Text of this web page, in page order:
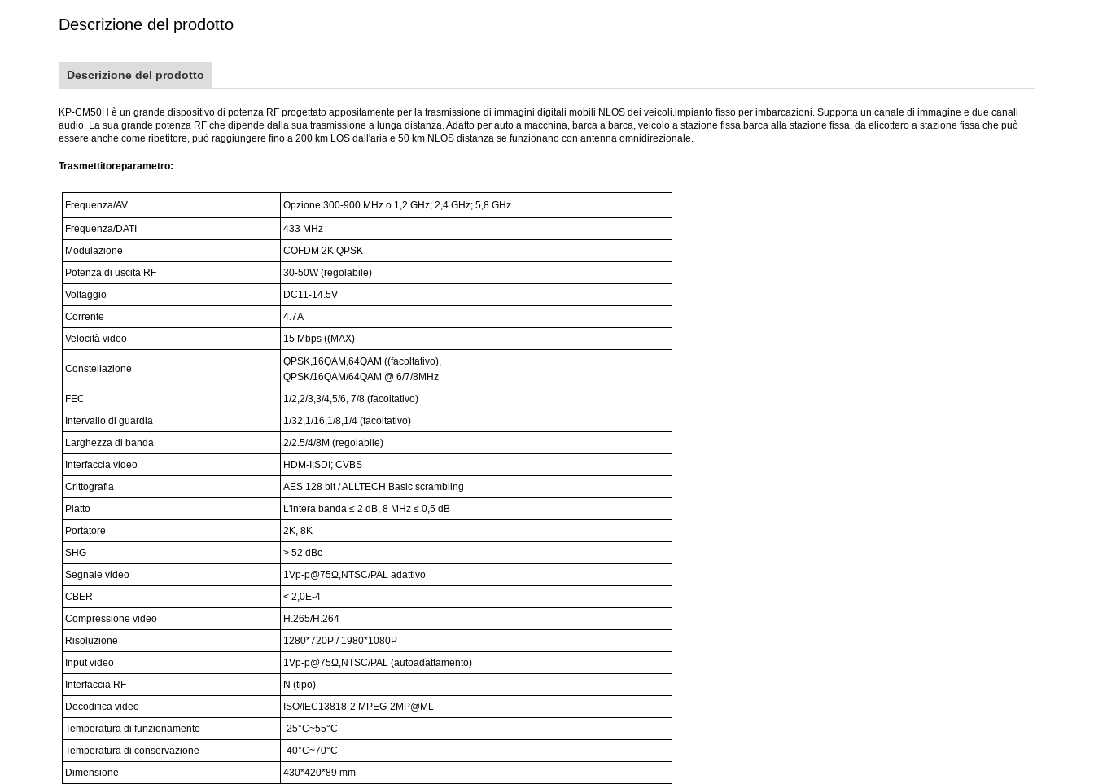
Descrizione del prodotto
Descrizione del prodotto
KP-CM50H è un grande dispositivo di potenza RF progettato appositamente per la trasmissione di immagini digitali mobili NLOS dei veicoli.impianto fisso per imbarcazioni. Supporta un canale di immagine e due canali
audio. La sua grande potenza RF che dipende dalla sua trasmissione a lunga distanza. Adatto per auto a macchina, barca a barca, veicolo a stazione fissa,barca alla stazione fissa, da elicottero a stazione fissa che può
essere anche come ripetitore, può raggiungere fino a 200 km LOS dall'aria e 50 km NLOS distanza se funzionano con antenna omnidirezionale.
Trasmettitoreparametro:
Frequenza/AV Opzione 300-900 MHz o 1,2 GHz; 2,4 GHz; 5,8 GHz
Frequenza/DATI
433 MHz
Modulazione
COFDM 2K QPSK
Potenza di uscita RF
30-50W (regolabile)
Voltaggio
DC11-14.5V
Corrente
4.7A
Velocità video
15 Mbps ((MAX)
Constellazione
QPSK,16QAM,64QAM ((facoltativo),
QPSK/16QAM/64QAM @ 6/7/8MHz
FEC
1/2,2/3,3/4,5/6, 7/8 (facoltativo)
Intervallo di guardia
1/32,1/16,1/8,1/4 (facoltativo)
Larghezza di banda
2/2.5/4/8M (regolabile)
Interfaccia video
HDM-I;SDI; CVBS
Crittografia
AES 128 bit / ALLTECH Basic scrambling
Piatto
L'intera banda ≤ 2 dB, 8 MHz ≤ 0,5 dB
Portatore
2K, 8K
SHG
> 52 dBc
Segnale video
1Vp-p@75Ω,NTSC/PAL adattivo
CBER
< 2,0E-4
Compressione video
H.265/H.264
Risoluzione
1280*720P / 1980*1080P
Input video
1Vp-p@75Ω,NTSC/PAL (autoadattamento)
Interfaccia RF
N (tipo)
Decodifica video
ISO/IEC13818-2 MPEG-2MP@ML
Temperatura di funzionamento
-25°C~55°C
Temperatura di conservazione
-40°C~70°C
Dimensione
430*420*89 mm